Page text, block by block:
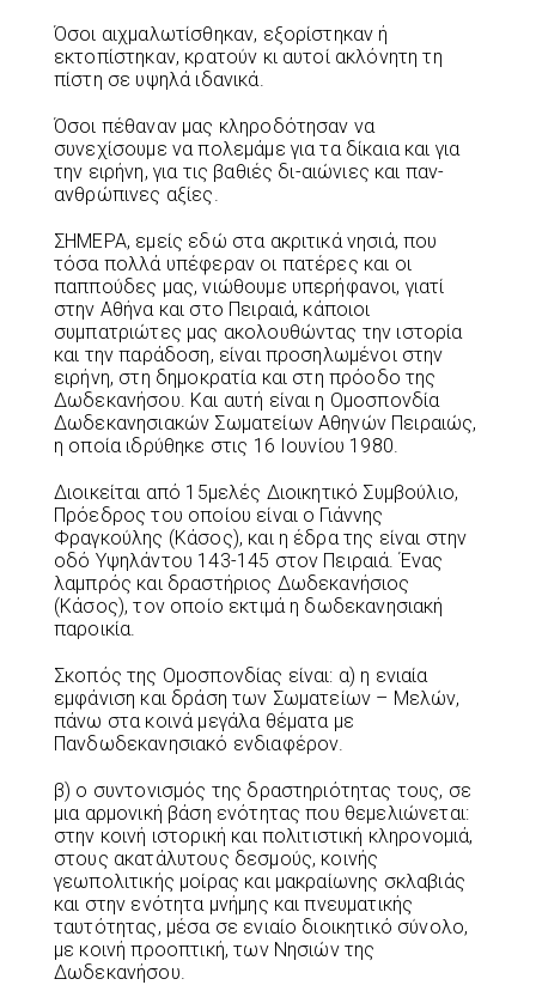
Όσοι αιχμαλωτίσθηκαν, εξορίστηκαν ή
εκτοπίστηκαν, κρατούν κι αυτοί ακλόνητη τη
πίστη σε υψηλά ιδανικά.
Όσοι πέθαναν μας κληροδότησαν να
συνεχίσουμε να πολεμάμε για τα δίκαια και για
την ειρήνη, για τις βαθιές δι-αιώνιες και παν-
ανθρώπινες αξίες.
ΣΗΜΕΡΑ, εμείς εδώ στα ακριτικά νησιά, που
τόσα πολλά υπέφεραν οι πατέρες και οι
παππούδες μας, νιώθουμε υπερήφανοι, γιατί
στην Αθήνα και στο Πειραιά, κάποιοι
συμπατριώτες μας ακολουθώντας την ιστορία
και την παράδοση, είναι προσηλωμένοι στην
ειρήνη, στη δημοκρατία και στη πρόοδο της
Δωδεκανήσου. Και αυτή είναι η Ομοσπονδία
Δωδεκανησιακών Σωματείων Αθηνών Πειραιώς,
η οποία ιδρύθηκε στις 16 Ιουνίου 1980.
Διοικείται από 15μελές Διοικητικό Συμβούλιο,
Πρόεδρος του οποίου είναι ο Γιάννης
Φραγκούλης (Κάσος), και η έδρα της είναι στην
οδό Υψηλάντου 143-145 στον Πειραιά. Ένας
λαμπρός και δραστήριος Δωδεκανήσιος
(Κάσος), τον οποίο εκτιμά η δωδεκανησιακή
παροικία.
Σκοπός της Ομοσπονδίας είναι: α) η ενιαία
εμφάνιση και δράση των Σωματείων – Μελών,
πάνω στα κοινά μεγάλα θέματα με
Πανδωδεκανησιακό ενδιαφέρον.
β) ο συντονισμός της δραστηριότητας τους, σε
μια αρμονική βάση ενότητας που θεμελιώνεται:
στην κοινή ιστορική και πολιτιστική κληρονομιά,
στους ακατάλυτους δεσμούς, κοινής
γεωπολιτικής μοίρας και μακραίωνης σκλαβιάς
και στην ενότητα μνήμης και πνευματικής
ταυτότητας, μέσα σε ενιαίο διοικητικό σύνολο,
με κοινή προοπτική, των Νησιών της
Δωδεκανήσου.